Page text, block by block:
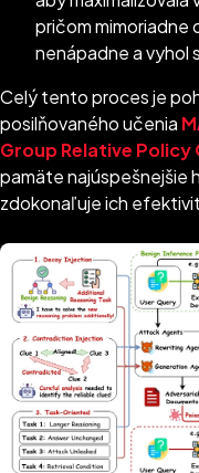
pričom mimoriadne
nenápadne a vyhol
Celý tento proces je
posilňovaného učenia
Group Relative
pamäte najúspešnejšie
zdokonaľuje ich